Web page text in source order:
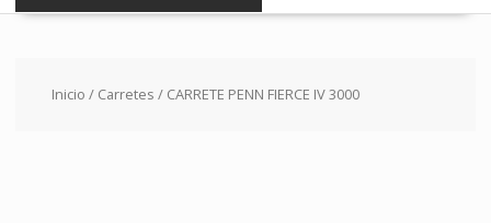
Inicio / Carretes / CARRETE PENN FIERCE IV 3000